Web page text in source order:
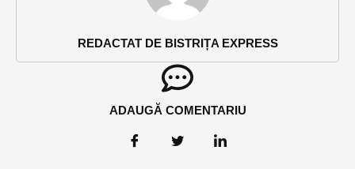
REDACTAT DE BISTRIȚA EXPRESS
ADAUGĂ COMENTARIU